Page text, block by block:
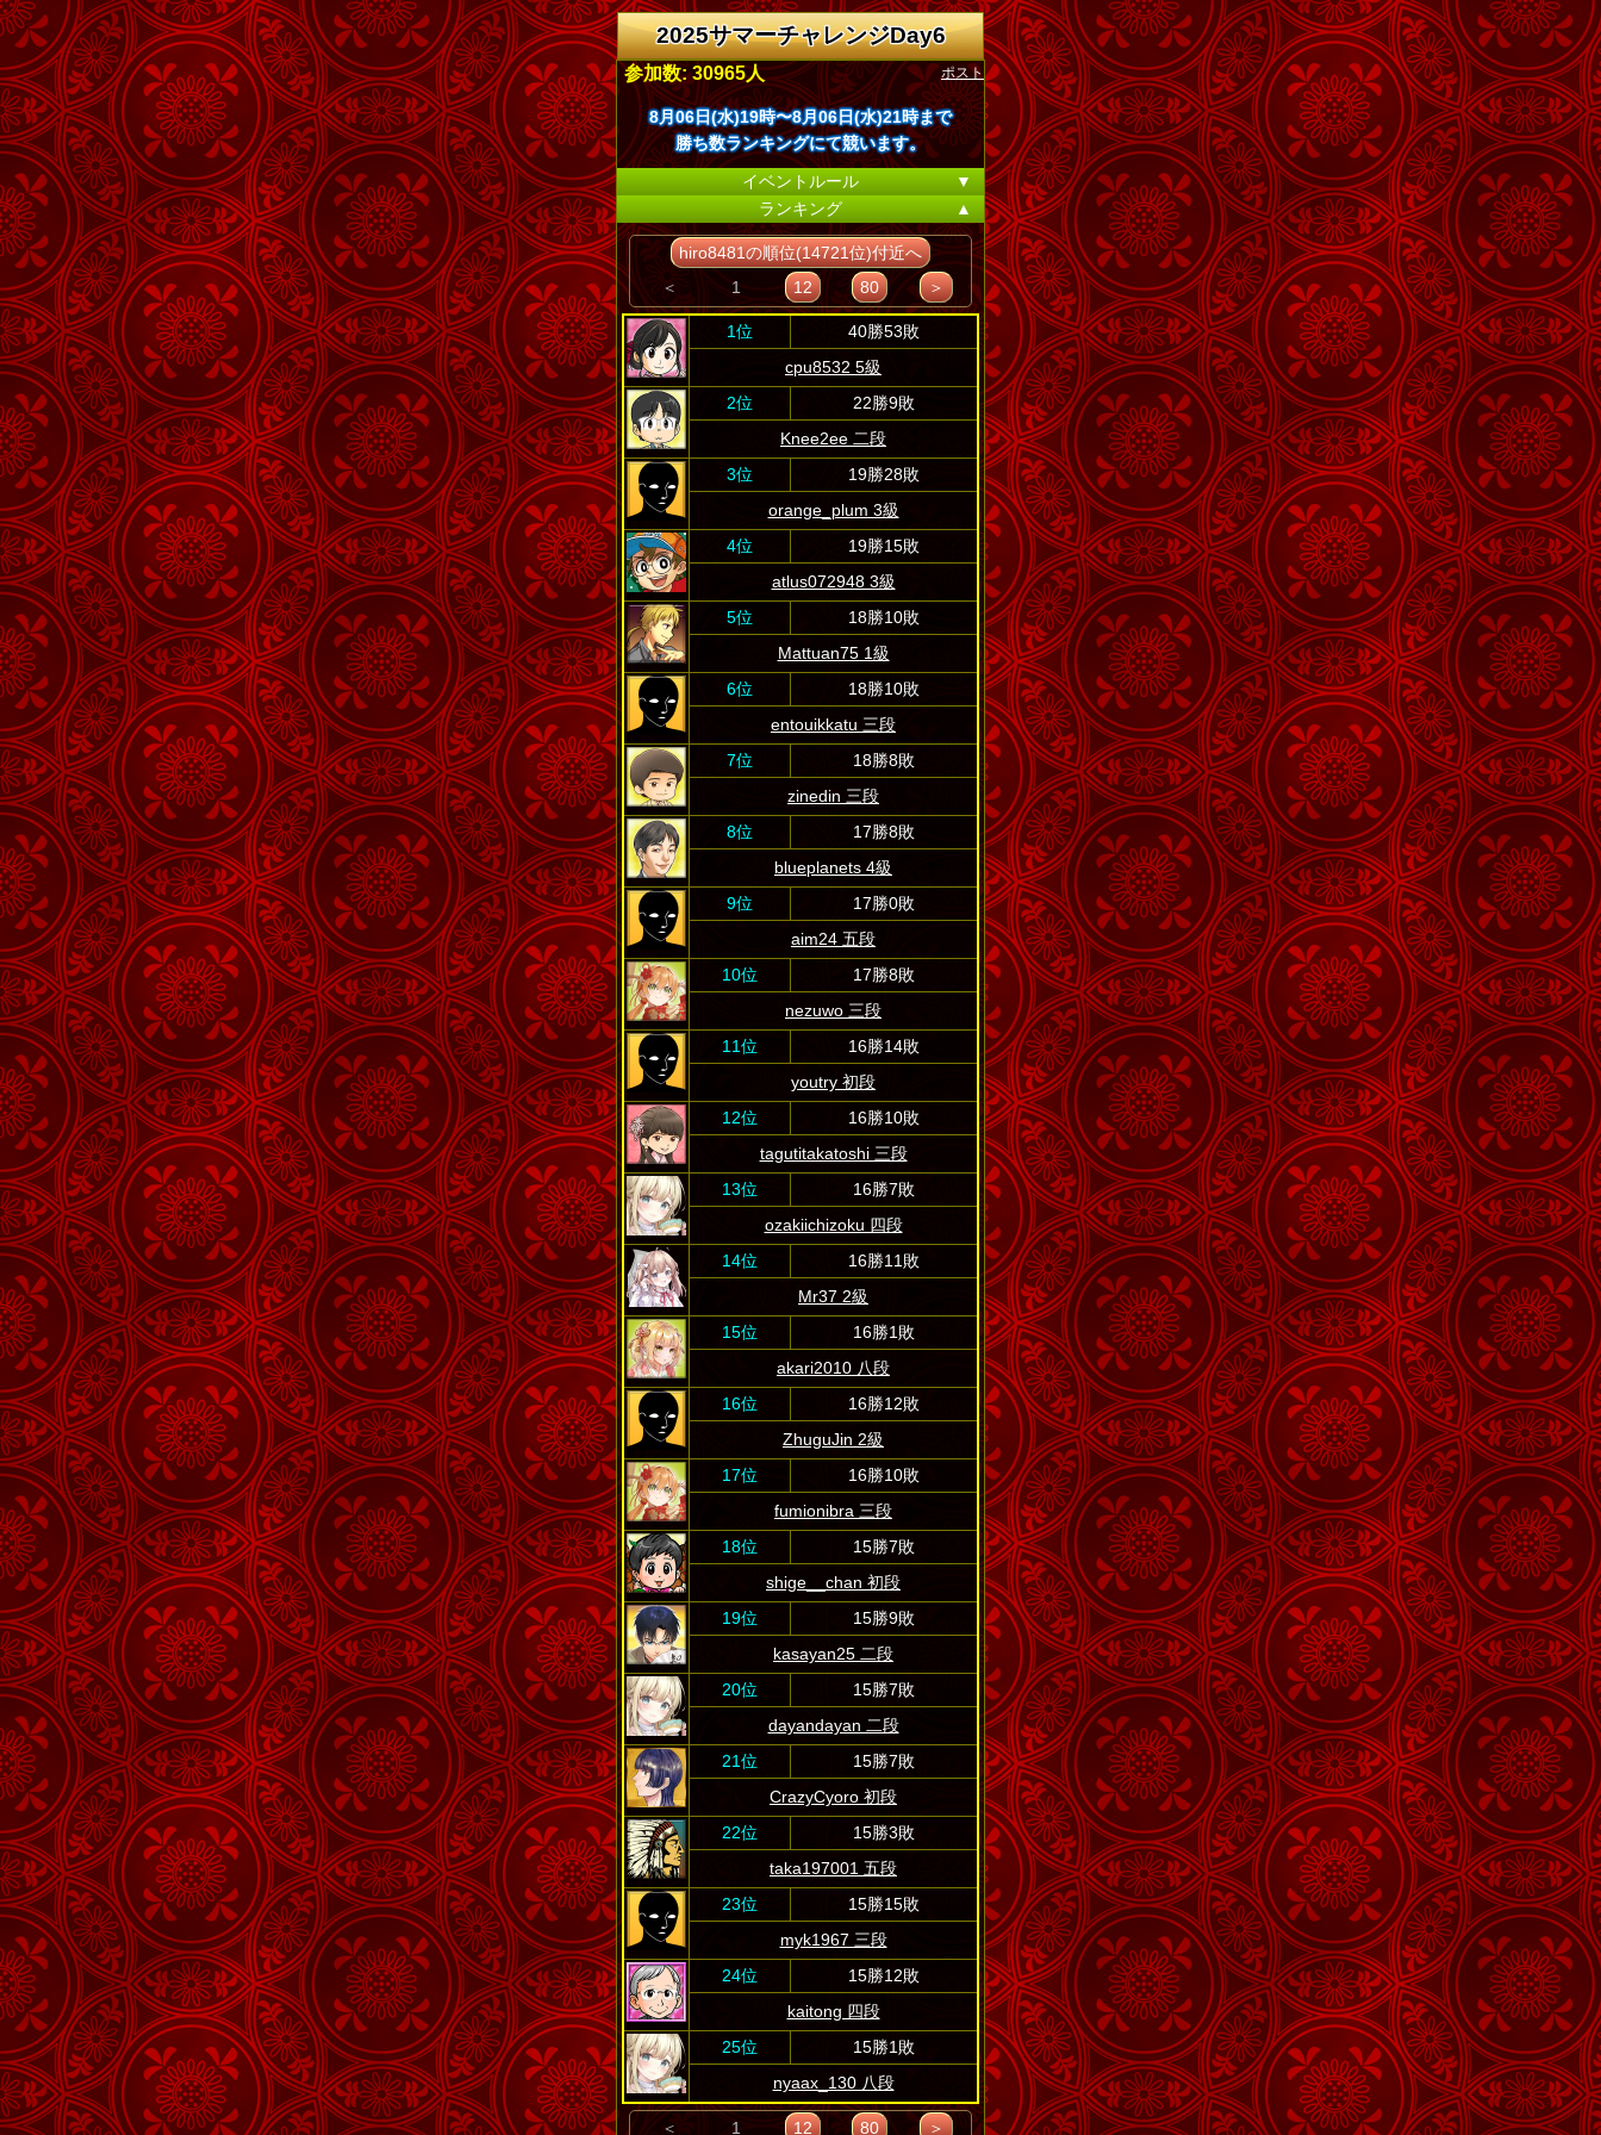
2025サマーチャレンジDay6
ポスト
参加数: 30965人
8月06日(水)19時〜8月06日(水)21時まで
勝ち数ランキングにて競います。
イベントルール
▼
ランキング
▲
hiro8481の順位(14721位)付近へ
＜
1 12 80 ＞
1位
40勝53敗
cpu8532 5級
2位
22勝9敗
Knee2ee 二段
3位
19勝28敗
orange_plum 3級
4位
19勝15敗
atlus072948 3級
5位
18勝10敗
Mattuan75 1級
6位
18勝10敗
entouikkatu 三段
7位
18勝8敗
zinedin 三段
8位
17勝8敗
blueplanets 4級
9位
17勝0敗
aim24 五段
10位
17勝8敗
nezuwo 三段
11位
16勝14敗
youtry 初段
12位
16勝10敗
tagutitakatoshi 三段
13位
16勝7敗
ozakiichizoku 四段
14位
16勝11敗
Mr37 2級
15位
16勝1敗
akari2010 八段
16位
16勝12敗
ZhuguJin 2級
17位
16勝10敗
fumionibra 三段
18位
15勝7敗
shige__chan 初段
19位
15勝9敗
kasayan25 二段
20位
15勝7敗
dayandayan 二段
21位
15勝7敗
CrazyCyoro 初段
22位
15勝3敗
taka197001 五段
23位
15勝15敗
myk1967 三段
24位
15勝12敗
kaitong 四段
25位
15勝1敗
nyaax_130 八段
＜ 1 12 80 ＞